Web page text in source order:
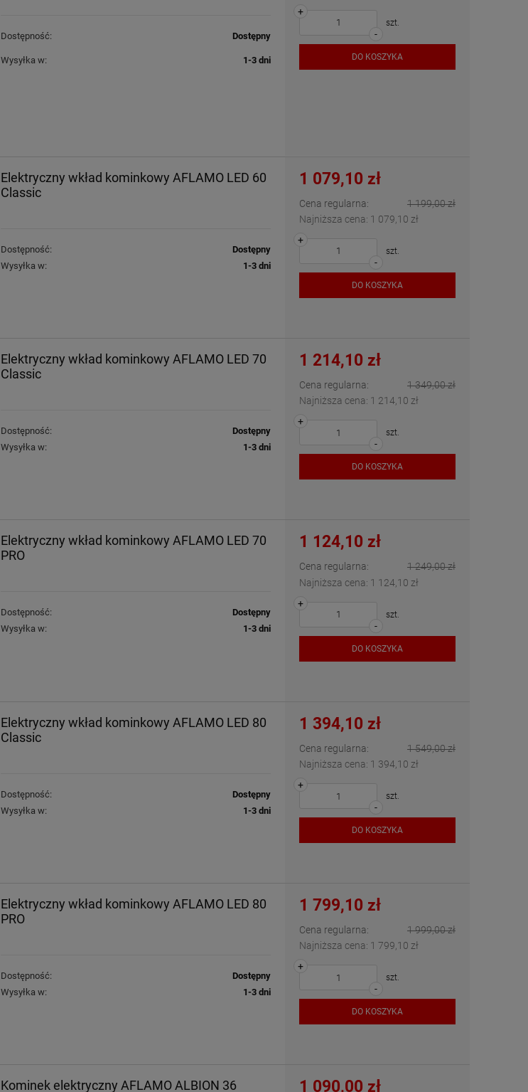
Dostępność: Dostępny
Wysyłka w: 1-3 dni
-
+
szt.
DO KOSZYKA
Elektryczny wkład kominkowy AFLAMO LED 60
Classic
Dostępność:
Dostępny
Wysyłka w:
1-3 dni
1 079,10 zł
Cena regularna:
1 199,00 zł
Najniższa cena: 1 079,10 zł
-
+
szt.
DO KOSZYKA
Elektryczny wkład kominkowy AFLAMO LED 70
Classic
Dostępność:
Dostępny
Wysyłka w:
1-3 dni
1 214,10 zł
Cena regularna:
1 349,00 zł
Najniższa cena: 1 214,10 zł
-
+
szt.
DO KOSZYKA
Elektryczny wkład kominkowy AFLAMO LED 70
PRO
Dostępność:
Dostępny
Wysyłka w:
1-3 dni
1 124,10 zł
Cena regularna:
1 249,00 zł
Najniższa cena: 1 124,10 zł
-
+
szt.
DO KOSZYKA
Elektryczny wkład kominkowy AFLAMO LED 80
Classic
Dostępność:
Dostępny
Wysyłka w:
1-3 dni
1 394,10 zł
Cena regularna:
1 549,00 zł
Najniższa cena: 1 394,10 zł
-
+
szt.
DO KOSZYKA
Elektryczny wkład kominkowy AFLAMO LED 80
PRO
Dostępność:
Dostępny
Wysyłka w:
1-3 dni
1 799,10 zł
Cena regularna:
1 999,00 zł
Najniższa cena: 1 799,10 zł
-
+
szt.
DO KOSZYKA
Kominek elektryczny AFLAMO ALBION 36
1 090,00 zł